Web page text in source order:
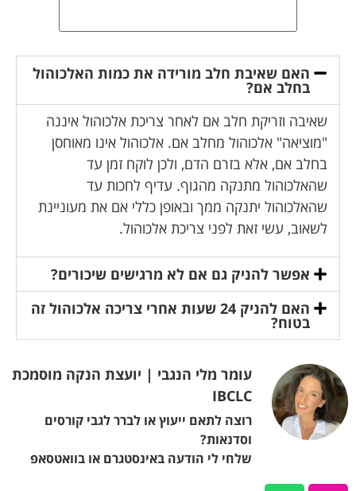
האם שאיבת חלב מורידה את כמות האלכוהול
בחלב אם?
שאיבה וזריקת חלב אם לאחר צריכת אלכוהול איננה
"מוציאה" אלכוהול מחלב אם. אלכוהול אינו מאוחסן
בחלב אם, אלא בזרם הדם, ולכן לוקח זמן עד
שהאלכוהול מתנקה מהגוף. עדיף לחכות עד
שהאלכוהול יתנקה ממך ובאופן כללי אם את מעוניינת
לשאוב, עשי זאת לפני צריכת אלכוהול.
אפשר להניק גם אם לא מרגישים שיכורים?
האם להניק 24 שעות אחרי צריכה אלכוהול זה
בטוח?
עומר מלי הנגבי | יועצת הנקה מוסמכת
IBCLC
רוצה לתאם ייעוץ או לברר לגבי קורסים
וסדנאות?
שלחי לי הודעה באינסטגרם או בוואטסאפ